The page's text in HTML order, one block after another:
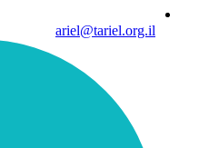
ariel@tariel.org.il